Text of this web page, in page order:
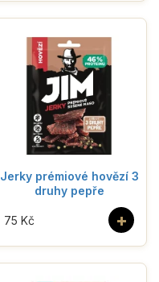
Jerky prémiové hovězí 3
druhy pepře
+
75 Kč